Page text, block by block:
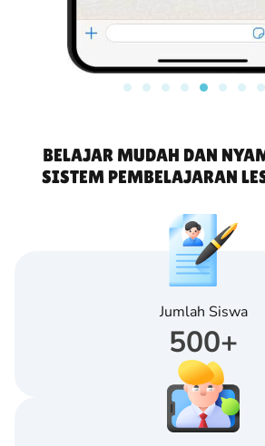
BELAJAR MUDAH DAN
SISTEM PEMBELAJARAN
Jumlah Siswa
500+